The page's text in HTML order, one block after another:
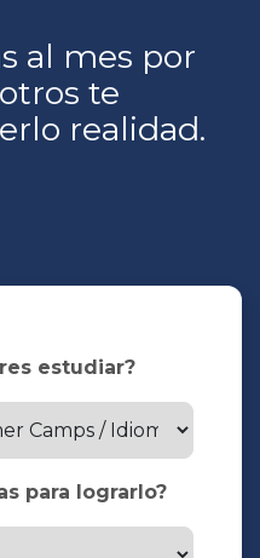
al mes por
te
realidad.
estudiar?
para lograrlo?